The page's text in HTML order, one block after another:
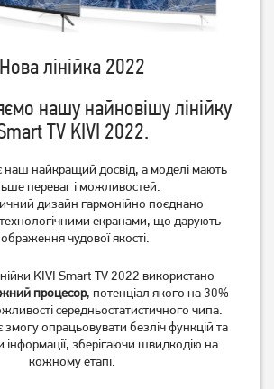
32H9500GS (Smart)
6 599грн
Нова лінійка 2022
нашу найновішу лінійку
TV KIVI 2022.
наш найкращий досвід, а моделі мають
переваг і можливостей.
дизайн гармонійно поєднано
екранами, що дарують
чудової якості.
KIVI Smart TV 2022 використано
процесор, потенціал якого на 30%
середньостатистичного чипа.
опрацьовувати безліч функцій та
інформації, зберігаючи швидкодію на
кожному етапі.